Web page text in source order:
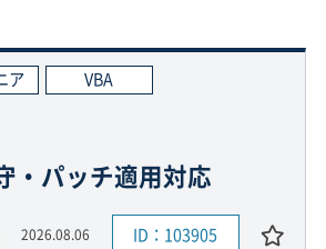
ア
VBA
・パッチ適用対応
2026.08.06 ID：103905